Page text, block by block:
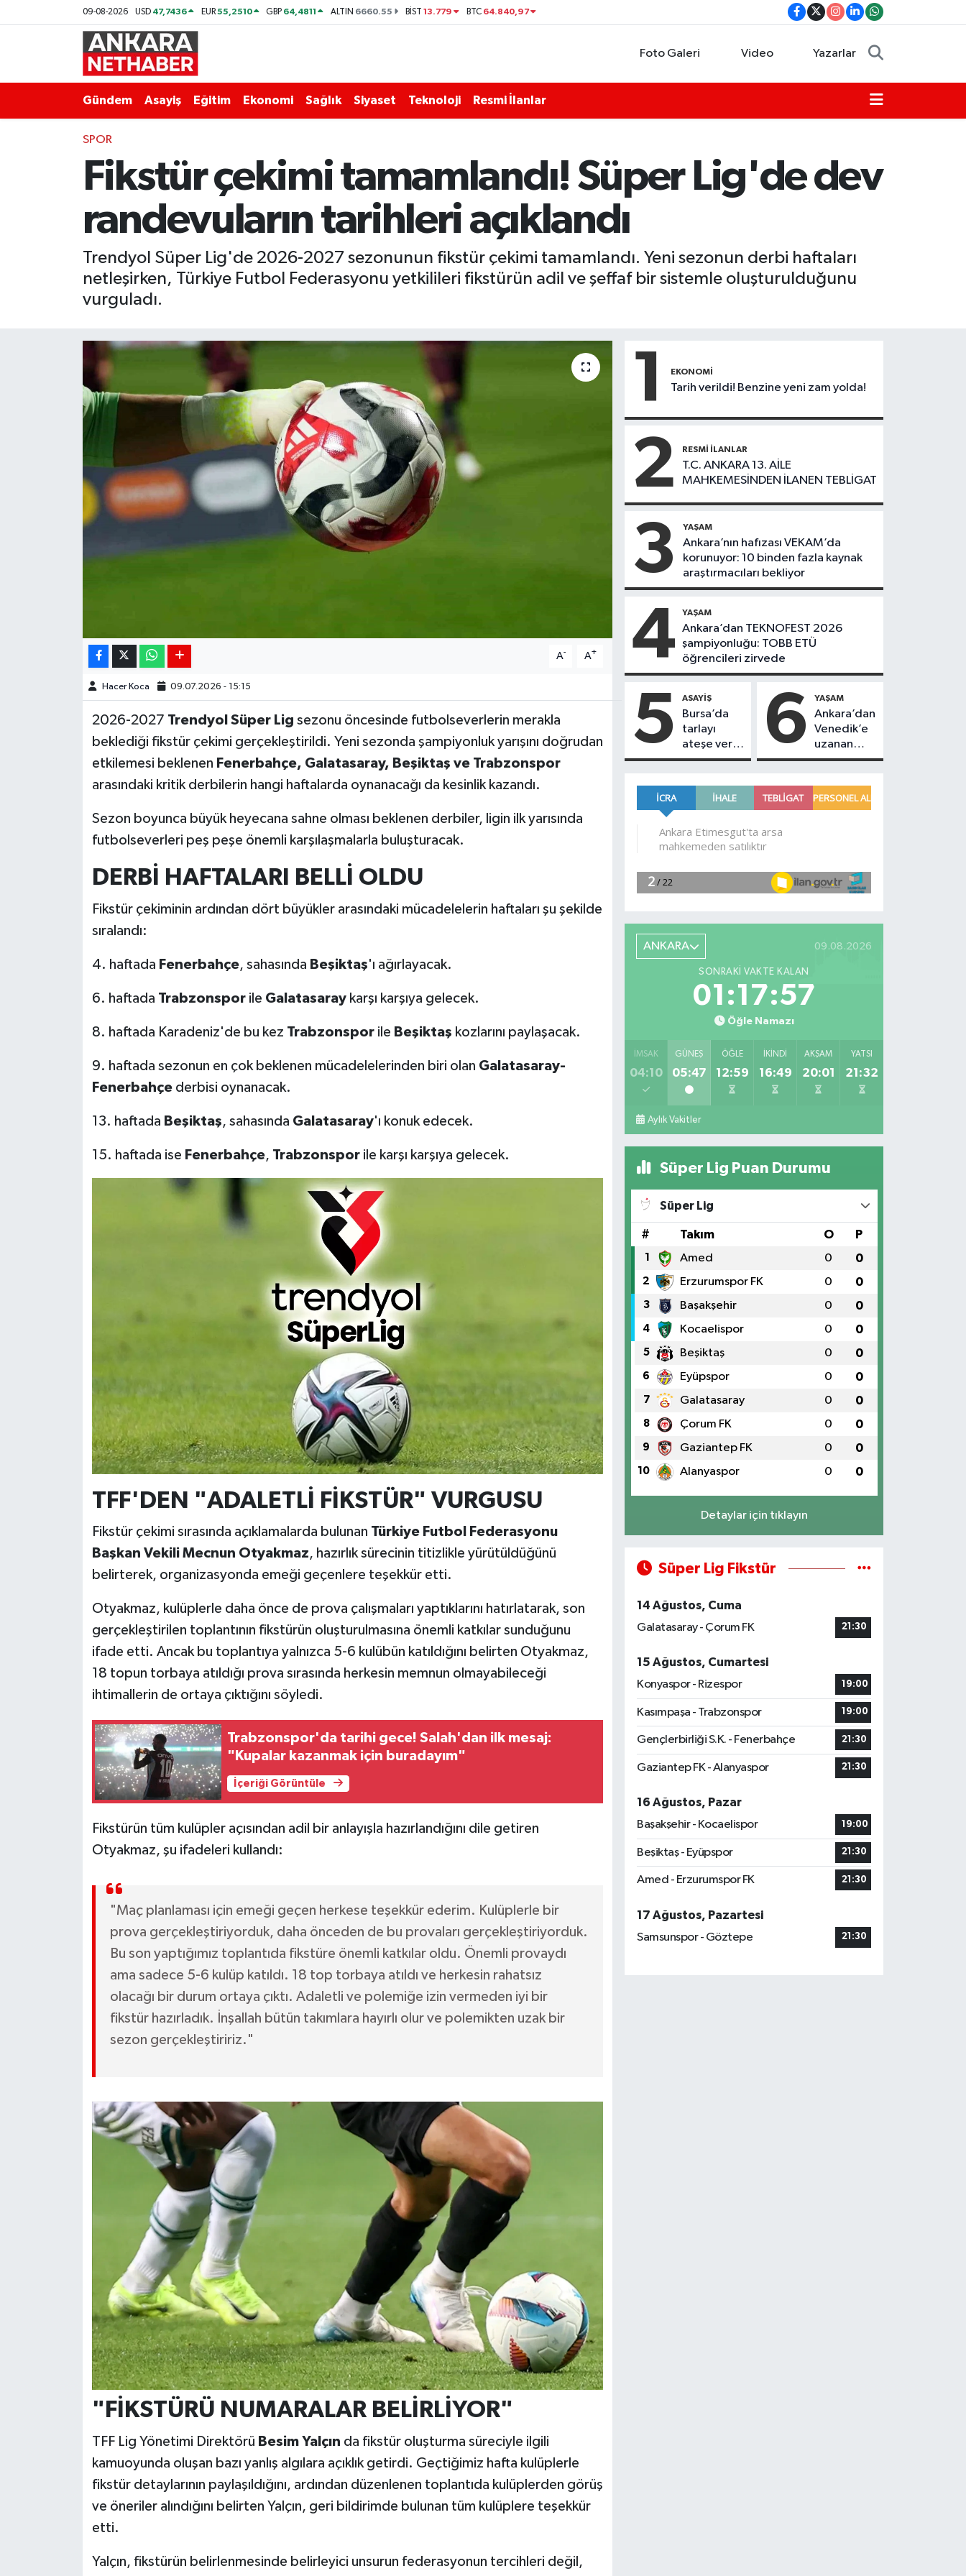
09-08-2026 USD 47,7436 EUR55,2510 GBP 64,4811 ALTIN 6660.55 BİST13.779 BTC 64.840,97
Foto Galeri Video Yazarlar
Gündem Asayiş Eğitim Ekonomi Sağlık Siyaset Teknoloji Resmi İlanlar
SPOR
Fikstür çekimi tamamlandı! Süper Lig'de dev
randevuların tarihleri açıklandı
Trendyol Süper Lig'de 2026-2027 sezonunun fikstür çekimi tamamlandı. Yeni sezonun derbi haftaları
netleşirken, Türkiye Futbol Federasyonu yetkilileri fikstürün adil ve şeffaf bir sistemle oluşturulduğunu
vurguladı.
A- A+
Hacer Koca 09.07.2026 - 15:15
2026-2027 Trendyol Süper Lig sezonu öncesinde futbolseverlerin merakla
beklediği fikstür çekimi gerçekleştirildi. Yeni sezonda şampiyonluk yarışını doğrudan
etkilemesi beklenen Fenerbahçe, Galatasaray, Beşiktaş ve Trabzonspor
arasındaki kritik derbilerin hangi haftalarda oynanacağı da kesinlik kazandı.
Sezon boyunca büyük heyecana sahne olması beklenen derbiler, ligin ilk yarısında
futbolseverleri peş peşe önemli karşılaşmalarla buluşturacak.
DERBİ HAFTALARI BELLİ OLDU
Fikstür çekiminin ardından dört büyükler arasındaki mücadelelerin haftaları şu şekilde
sıralandı:
4. haftada Fenerbahçe, sahasında Beşiktaş'ı ağırlayacak.
6. haftada Trabzonsporile Galatasaraykarşı karşıya gelecek.
8. haftada Karadeniz'de bu kez Trabzonsporile Beşiktaş kozlarını paylaşacak.
9. haftada sezonun en çok beklenen mücadelelerinden biri olan Galatasaray-
Fenerbahçederbisi oynanacak.
13. haftada Beşiktaş, sahasında Galatasaray'ı konuk edecek.
15. haftada ise Fenerbahçe, Trabzonsporile karşı karşıya gelecek.
TFF'DEN "ADALETLİ FİKSTÜR" VURGUSU
Fikstür çekimi sırasında açıklamalarda bulunan Türkiye Futbol Federasyonu
Başkan Vekili Mecnun Otyakmaz, hazırlık sürecinin titizlikle yürütüldüğünü
belirterek, organizasyonda emeği geçenlere teşekkür etti.
Otyakmaz, kulüplerle daha önce de prova çalışmaları yaptıklarını hatırlatarak, son
gerçekleştirilen toplantının fikstürün oluşturulmasına önemli katkılar sunduğunu
ifade etti. Ancak bu toplantıya yalnızca 5-6 kulübün katıldığını belirten Otyakmaz,
18 topun torbaya atıldığı prova sırasında herkesin memnun olmayabileceği
ihtimallerin de ortaya çıktığını söyledi.
Trabzonspor'da tarihi gece! Salah'dan ilk mesaj:
"Kupalar kazanmak için buradayım"
İçeriği Görüntüle
Fikstürün tüm kulüpler açısından adil bir anlayışla hazırlandığını dile getiren
Otyakmaz, şu ifadeleri kullandı:
"Maç planlaması için emeği geçen herkese teşekkür ederim. Kulüplerle bir
prova gerçekleştiriyorduk, daha önceden de bu provaları gerçekleştiriyorduk.
Bu son yaptığımız toplantıda fikstüre önemli katkılar oldu. Önemli provaydı
ama sadece 5-6 kulüp katıldı. 18 top torbaya atıldı ve herkesin rahatsız
olacağı bir durum ortaya çıktı. Adaletli ve polemiğe izin vermeden iyi bir
fikstür hazırladık. İnşallah bütün takımlara hayırlı olur ve polemikten uzak bir
sezon gerçekleştiririz."
"FİKSTÜRÜ NUMARALAR BELİRLİYOR"
TFF Lig Yönetimi Direktörü Besim Yalçın da fikstür oluşturma süreciyle ilgili
kamuoyunda oluşan bazı yanlış algılara açıklık getirdi. Geçtiğimiz hafta kulüplerle
fikstür detaylarının paylaşıldığını, ardından düzenlenen toplantıda kulüplerden görüş
ve öneriler alındığını belirten Yalçın, geri bildirimde bulunan tüm kulüplere teşekkür
etti.
Yalçın, fikstürün belirlenmesinde belirleyici unsurun federasyonun tercihleri değil,
1 EKONOMI
Tarih verildi! Benzine yeni zam yolda!
2 RESMI İLANLAR
T.C. ANKARA 13. AİLE
MAHKEMESİNDEN İLANEN TEBLİGAT
3 YAŞAM
Ankara’nın hafızası VEKAM’da
korunuyor: 10 binden fazla kaynak
araştırmacıları bekliyor
4 YAŞAM
Ankara’dan TEKNOFEST 2026
şampiyonluğu: TOBB ETÜ
öğrencileri zirvede
5 ASAYIŞ
Bursa’da
tarlayı
ateşe verip
kaçtı! 16
şüpheliyi
jandarma
6 YAŞAM
Ankara’dan
Venedik’e
uzanan
başarı
ANKARA 09.08.2026
SONRAKI VAKTE KALAN
01:17:56
Öğle Namazı
İMSAK
04:10
GÜNEŞ
05:47
ÖĞLE
12:59
İKINDI
16:49
AKŞAM
20:01
YATSI
21:32
Aylık Vakitler
Süper Lig Puan Durumu
Süper Lig
# Takım O P
1 Amed 0 0
2 Erzurumspor FK 0 0
3 Başakşehir 0 0
4 Kocaelispor 0 0
5 Beşiktaş 0 0
6 Eyüpspor 0 0
7 Galatasaray 0 0
8 Çorum FK 0 0
9 Gaziantep FK 0 0
10 Alanyaspor 0 0
Detaylar için tıklayın
Süper Lig Fikstür
14 Ağustos, Cuma
Galatasaray - Çorum FK
21:30
15 Ağustos, Cumartesi
Konyaspor - Rizespor
19:00
Kasımpaşa - Trabzonspor 19:00
Gençlerbirliği S.K. - Fenerbahçe 21:30
Gaziantep FK - Alanyaspor 21:30
16 Ağustos, Pazar
Başakşehir - Kocaelispor
19:00
Beşiktaş - Eyüpspor 21:30
Amed - Erzurumspor FK 21:30
17 Ağustos, Pazartesi
Samsunspor - Göztepe
21:30
Ekonomi
Kim Kimdir Nereli
Resmi İlanlar
Teknoloji
Ankara Hava Durumu
Tüm Manşetler
Haber Arşivi